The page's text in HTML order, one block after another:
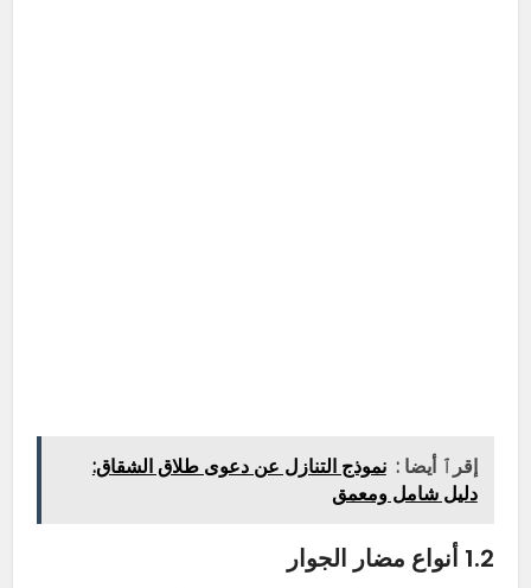
إقرٱ أيضا : نموذج التنازل عن دعوى طلاق الشقاق:
دليل شامل ومعمق
1.2 أنواع مضار الجوار